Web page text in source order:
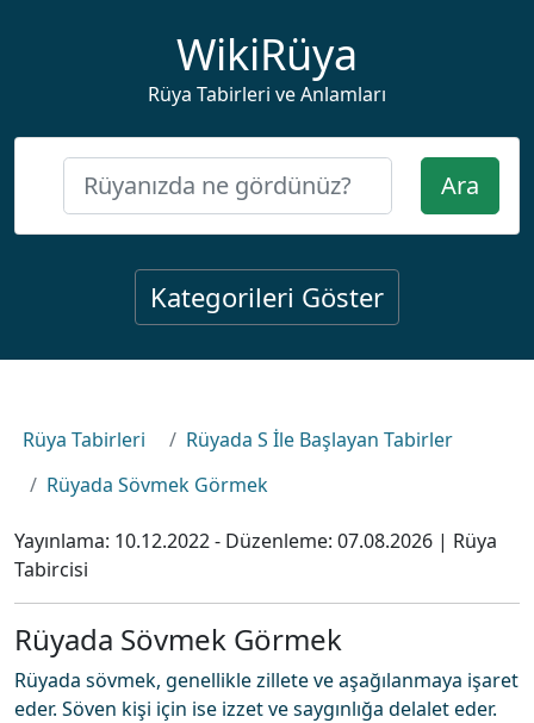
WikiRüya
Rüya Tabirleri ve Anlamları
Ara
Kategorileri Göster
Rüya Tabirleri
Rüyada S İle Başlayan Tabirler
Rüyada Sövmek Görmek
Yayınlama: 10.12.2022- Düzenleme: 07.08.2026 | Rüya
Tabircisi
Rüyada Sövmek Görmek
Rüyada sövmek, genellikle zillete ve aşağılanmaya işaret
eder. Söven kişi için ise izzet ve saygınlığa delalet eder.